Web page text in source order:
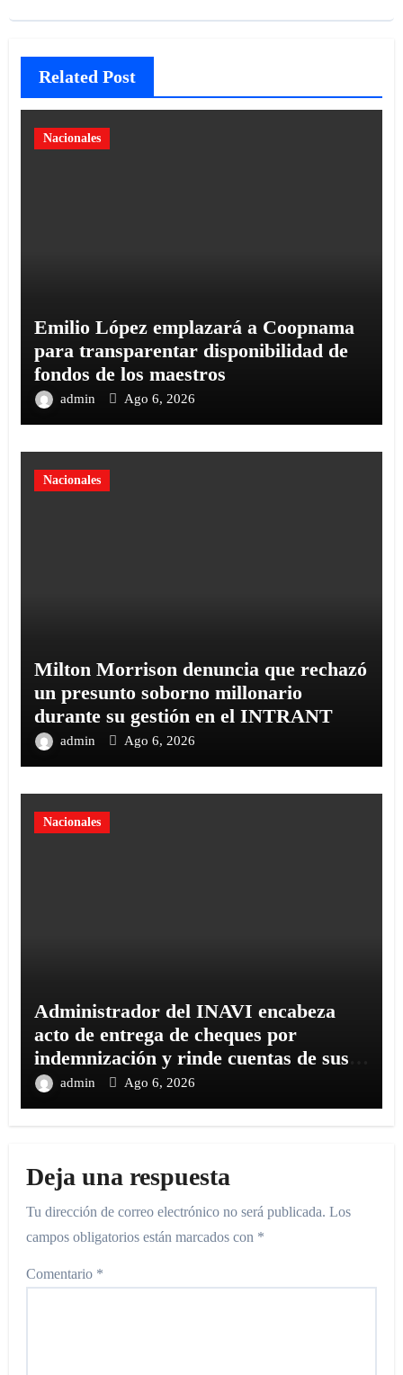
Related Post
Nacionales
Emilio López emplazará a Coopnama
para transparentar disponibilidad de
fondos de los maestros
admin Ago 6, 2026
Nacionales
Milton Morrison denuncia que rechazó
un presunto soborno millonario
durante su gestión en el INTRANT
admin Ago 6, 2026
Nacionales
Administrador del INAVI encabeza
acto de entrega de cheques por
indemnización y rinde cuentas de sus
18 meses al frente de la institución de
servicios y asistencia social
admin Ago 6, 2026
Deja una respuesta
Tu dirección de correo electrónico no será publicada. Los
campos obligatorios están marcados con *
Comentario *